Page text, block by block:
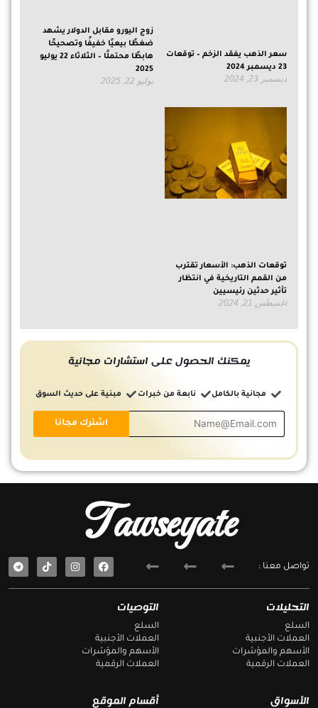
سعر الذهب يفقد الزخم – توقعات
23 ديسمبر 2024
ديسمبر 23, 2024
زوج اليورو مقابل الدولار يشهد
ضغطًا بيعيًا خفيفًا وتصحيحًا
هابطًا محتملًا – الثلاثاء 22 يوليو
2025
يوليو 22, 2025
توقعات الذهب: الأسعار تقترب
من القمم التاريخية في انتظار
تأثير حدثين رئيسيين
أغسطس 21, 2024
يمكنك الحصول على استشارات مجانية
مجانية بالكامل نابعة من خبرات مبنية على حديث السوق
أقسام الموقع الأسواق
التوصيات
السلع
العملات الأجنبية
الأسهم والمؤشرات
العملات الرقمية
التحليلات
السلع
العملات الأجنبية
الأسهم والمؤشرات
العملات الرقمية
Tawseyate
تواصل معنا :
F
a
e
T
e
e